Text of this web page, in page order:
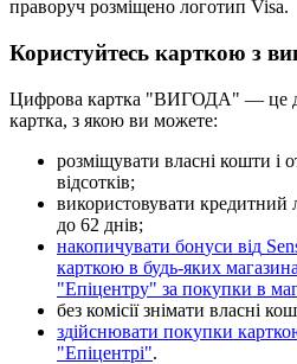
Користуйтесь карткою з ви
Цифрова картка "ВИГОДА" — це
картка, з якою ви можете:
розміщувати власні кошти і о
відсотків;
використовувати кредитний
до 62 днів;
накопичувати бонуси від
карткою в будь-яких магазина
"Епіцентру" за покупки в ма
без комісії знімати власні кош
здійснювати покупки картко
"Епіцентрі".